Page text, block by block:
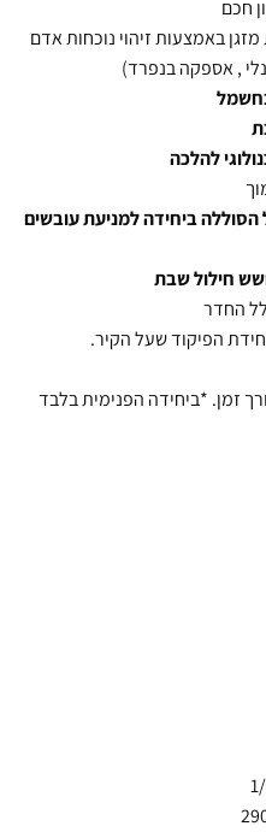
חכם
באמצעות זיהוי נוכחות אדם
, אספקה בנפרד)
להלכה
הסוללה ביחידה למניעת עובשים
חילול שבת
החדר
הפיקוד שעל הקיר.
זמן. *ביחידה הפנימית בלבד